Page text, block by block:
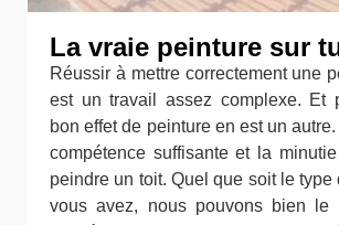
La vraie peinture sur
Réussir à mettre correctement une
est un travail assez complexe. Et
bon effet de peinture en est un
compétence suffisante et la
peindre un toit. Quel que soit le type
vous avez, nous pouvons bien le